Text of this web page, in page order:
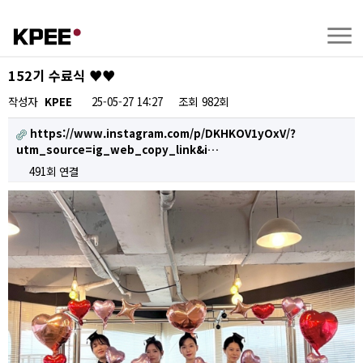
152기 수료식 ♥️♥️
작성자 KPEE 25-05-27 14:27 조회 982회
https://www.instagram.com/p/DKHKOV1yOxV/?
utm_source=ig_web_copy_link&i…
491회 연결